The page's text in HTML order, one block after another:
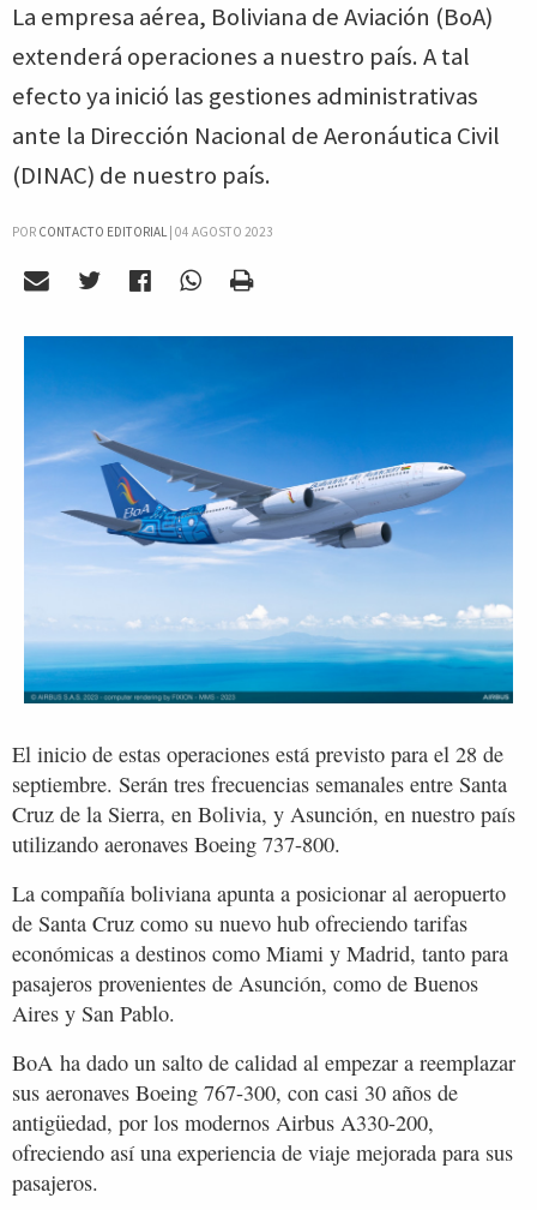
La empresa aérea, Boliviana de Aviación (BoA)
extenderá operaciones a nuestro país. A tal
efecto ya inició las gestiones administrativas
ante la Dirección Nacional de Aeronáutica Civil
(DINAC) de nuestro país.
POR CONTACTO EDITORIAL| 04 AGOSTO 2023
El inicio de estas operaciones está previsto para el 28 de
septiembre. Serán tres frecuencias semanales entre Santa
Cruz de la Sierra, en Bolivia, y Asunción, en nuestro país
utilizando aeronaves Boeing 737-800.
La compañía boliviana apunta a posicionar al aeropuerto
de Santa Cruz como su nuevo hub ofreciendo tarifas
económicas a destinos como Miami y Madrid, tanto para
pasajeros provenientes de Asunción, como de Buenos
Aires y San Pablo.
BoA ha dado un salto de calidad al empezar a reemplazar
sus aeronaves Boeing 767-300, con casi 30 años de
antigüedad, por los modernos Airbus A330-200,
ofreciendo así una experiencia de viaje mejorada para sus
pasajeros.